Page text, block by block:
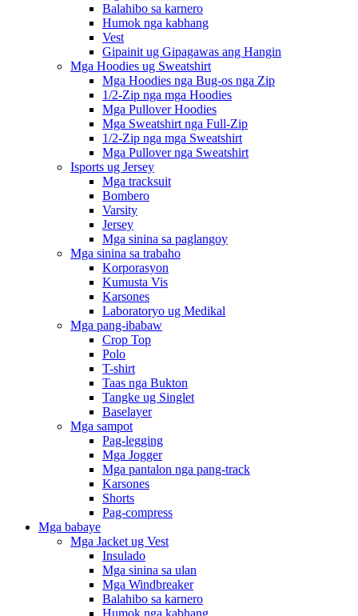
Balahibo sa karnero
Humok nga kabhang
Vest
Gipainit ug Gipagawas ang Hangin
Mga Hoodies ug Sweatshirt
Mga Hoodies nga Bug-os nga Zip
1/2-Zip nga mga Hoodies
Mga Pullover Hoodies
Mga Sweatshirt nga Full-Zip
1/2-Zip nga mga Sweatshirt
Mga Pullover nga Sweatshirt
Isports ug Jersey
Mga tracksuit
Bombero
Varsity
Jersey
Mga sinina sa paglangoy
Mga sinina sa trabaho
Korporasyon
Kumusta Vis
Karsones
Laboratoryo ug Medikal
Mga pang-ibabaw
Crop Top
Polo
T-shirt
Taas nga Bukton
Tangke ug Singlet
Baselayer
Mga sampot
Pag-legging
Mga Jogger
Mga pantalon nga pang-track
Karsones
Shorts
Pag-compress
Mga babaye
Mga Jacket ug Vest
Insulado
Mga sinina sa ulan
Mga Windbreaker
Balahibo sa karnero